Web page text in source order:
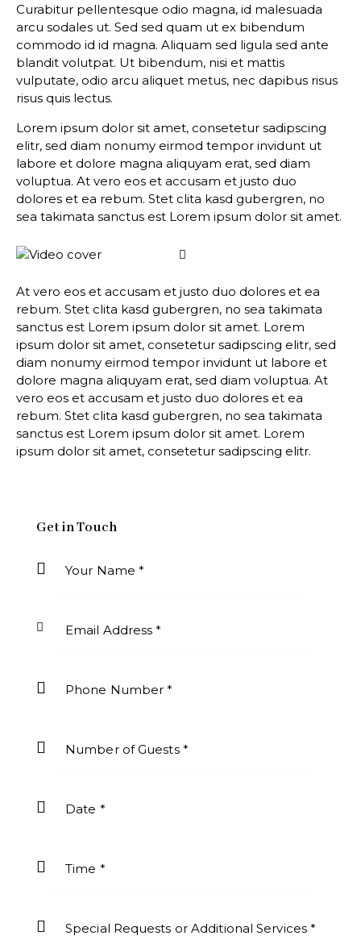
Curabitur pellentesque odio magna, id malesuada
arcu sodales ut. Sed sed quam ut ex bibendum
commodo id id magna. Aliquam sed ligula sed ante
blandit volutpat. Ut bibendum, nisi et mattis
vulputate, odio arcu aliquet metus, nec dapibus risus
risus quis lectus.
Lorem ipsum dolor sit amet, consetetur sadipscing
elitr, sed diam nonumy eirmod tempor invidunt ut
labore et dolore magna aliquyam erat, sed diam
voluptua. At vero eos et accusam et justo duo
dolores et ea rebum. Stet clita kasd gubergren, no
sea takimata sanctus est Lorem ipsum dolor sit amet.
At vero eos et accusam et justo duo dolores et ea
rebum. Stet clita kasd gubergren, no sea takimata
sanctus est Lorem ipsum dolor sit amet. Lorem
ipsum dolor sit amet, consetetur sadipscing elitr, sed
diam nonumy eirmod tempor invidunt ut labore et
dolore magna aliquyam erat, sed diam voluptua. At
vero eos et accusam et justo duo dolores et ea
rebum. Stet clita kasd gubergren, no sea takimata
sanctus est Lorem ipsum dolor sit amet. Lorem
ipsum dolor sit amet, consetetur sadipscing elitr.
Get in Touch